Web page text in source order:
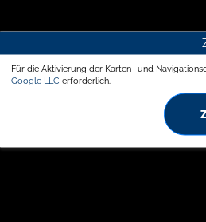
Für die Aktivierung der Karten- und
Google LLC erforderlich.